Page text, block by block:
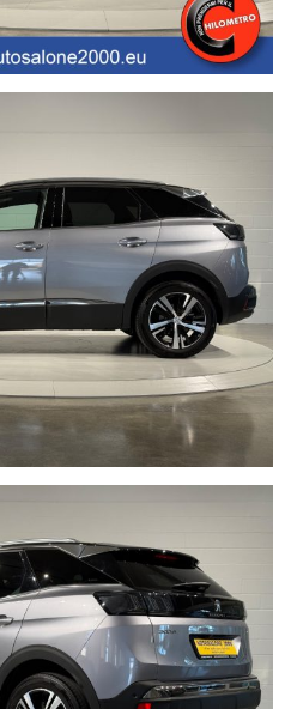
consegne, ovvero il momento più
nostri clienti.
e gli accessori indicati nella
coincidere con l’effettivo
della non uniformità dei dati
di evitare inconvenienti per
è consigliabile accertarsi
e della correttezza dei dati
ogni responsabilità per
che non rappresentano in
Ci scusiamo per
le caratteristiche dello
srl declina ogni responsabilità
che non rappresentano in
di “NON PRENDERMI PER
certezza e la serenità di un
la faccia certificando la
singola vettura, con i fatti e non